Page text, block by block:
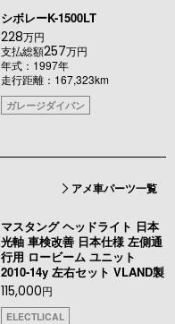
シボレーK-1500LT
228万円
支払総額257万円
年式：1997年
走行距離：167,323km
ガレージダイバン
アメ車パーツ一覧
マスタング ヘッドライト 日本
光軸 車検改善 日本仕様 左側通
行用 ロービーム ユニット
2010-14y 左右セット VLAND製
115,000円
ELECTLICAL